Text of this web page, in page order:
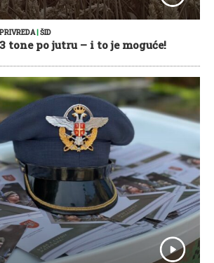
|ŠID
tone po jutru – i to je moguće!